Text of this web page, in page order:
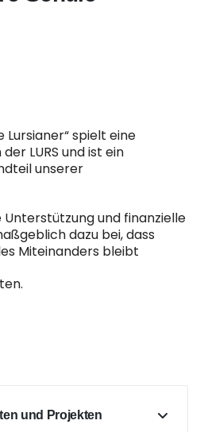
Lursianer“ spielt eine
LURS und ist ein
unserer
und finanzielle
dazu bei, dass
Miteinanders bleibt
und Projekten